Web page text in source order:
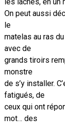
On peut aussi
le
matelas au ras
avec de
grands tiroirs
monstre
de s’y installer.
fatigués, de
ceux qui ont
mot… des